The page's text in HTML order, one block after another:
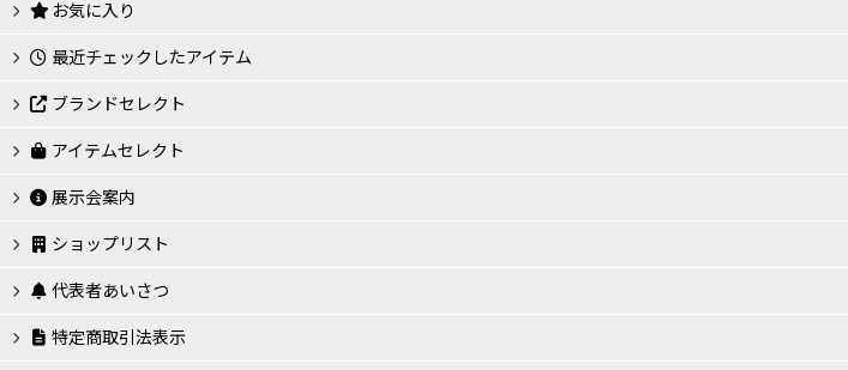
お気に入り
最近チェックしたアイテム
ブランドセレクト
アイテムセレクト
展示会案内
ショップリスト
代表者あいさつ
特定商取引法表示